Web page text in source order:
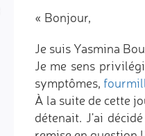
« Bonjour,
Je suis Yasmina
Je me sens
symptômes,
À la suite de cette
détenait. J'ai